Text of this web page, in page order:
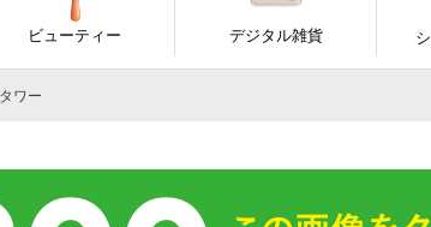
ビューティー デジタル雑貨
ワー